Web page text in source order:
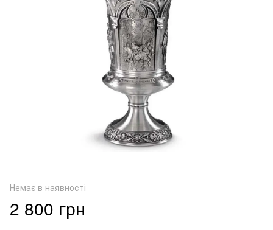
Немає в наявності
2 800 грн